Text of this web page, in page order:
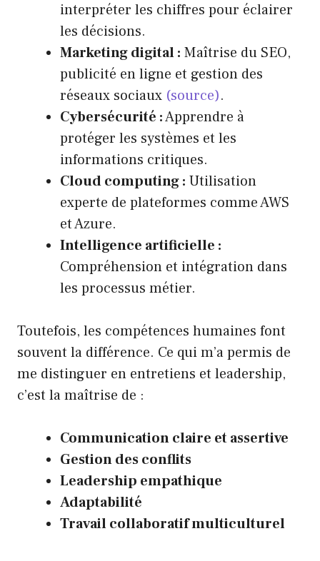
interpréter les chiffres pour éclairer
les décisions.
Marketing digital : Maîtrise du SEO,
publicité en ligne et gestion des
réseaux sociaux (source).
Cybersécurité :Apprendre à
protéger les systèmes et les
informations critiques.
Cloud computing : Utilisation
experte de plateformes comme AWS
et Azure.
Intelligence artificielle :
Compréhension et intégration dans
les processus métier.
Toutefois, les compétences humaines font
souvent la différence. Ce qui m’a permis de
me distinguer en entretiens et leadership,
c’est la maîtrise de :
Communication claire et assertive
Gestion des conflits
Leadership empathique
Adaptabilité
Travail collaboratif multiculturel